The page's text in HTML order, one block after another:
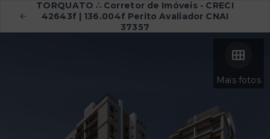
TORQUATO ∴ Corretor de Imóveis - CRECI
42643f | 136.004f Perito Avaliador CNAI
37357
Mais fotos